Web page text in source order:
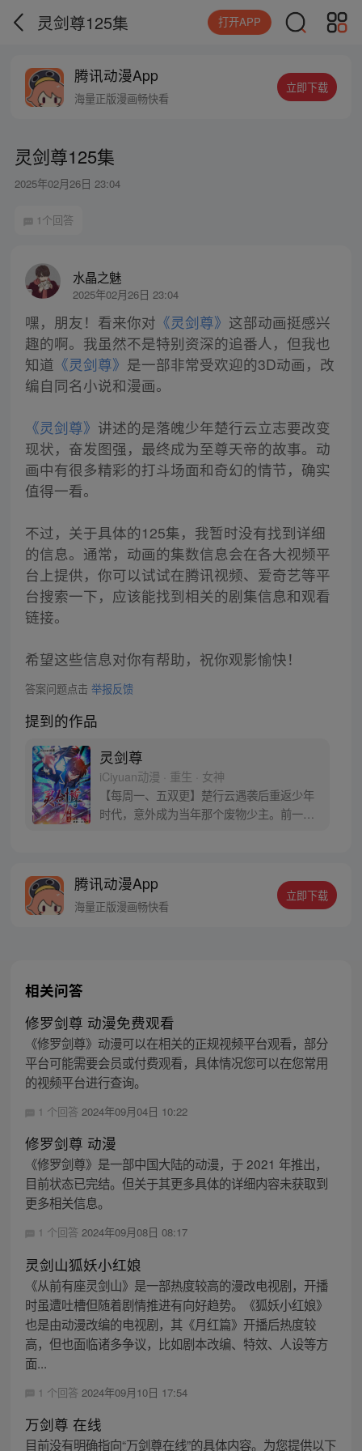
灵剑尊125集 打开APP
腾讯动漫App
海量正版漫画畅快看
立即下载
灵剑尊125集
2025年02月26日 23:04
1个回答
水晶之魅
2025年02月26日 23:04
嘿，朋友！看来你对 《灵剑尊》 这部动画挺感兴
趣的啊。我虽然不是特别资深的追番人，但我也
知道 《灵剑尊》 是一部非常受欢迎的3D动画，改
编自同名小说和漫画。
《灵剑尊》 讲述的是落魄少年楚行云立志要改变
现状，奋发图强，最终成为至尊天帝的故事。动
画中有很多精彩的打斗场面和奇幻的情节，确实
值得一看。
不过，关于具体的125集，我暂时没有找到详细
的信息。通常，动画的集数信息会在各大视频平
台上提供，你可以试试在腾讯视频、爱奇艺等平
台搜索一下，应该能找到相关的剧集信息和观看
链接。
希望这些信息对你有帮助，祝你观影愉快！
答案问题点击 举报反馈
提到的作品
灵剑尊
iCiyuan动漫 · 重生 · 女神
【每周一、五双更】楚行云遇袭后重返少年
时代，意外成为当年那个废物少主。前一
主如何闯荡大陆、遭奇遇，成为叱咤风云的
至尊天帝。（漫画粉丝群：534222491）
腾讯动漫App
海量正版漫画畅快看
立即下载
相关问答
修罗剑尊 动漫免费观看
《修罗剑尊》动漫可以在相关的正规视频平台观看，部分
平台可能需要会员或付费观看，具体情况您可以在您常用
的视频平台进行查询。
1 个回答 2024年09月04日 10:22
修罗剑尊 动漫
《修罗剑尊》是一部中国大陆的动漫，于 2021 年推出，
目前状态已完结。但关于其更多具体的详细内容未获取到
更多相关信息。
1 个回答 2024年09月08日 08:17
灵剑山狐妖小红娘
《从前有座灵剑山》是一部热度较高的漫改电视剧，开播
时虽遭吐槽但随着剧情推进有向好趋势。《狐妖小红娘》
也是由动漫改编的电视剧，其《月红篇》开播后热度较
高，但也面临诸多争议，比如剧本改编、特效、人设等方
面...
1 个回答 2024年09月10日 17:54
万剑尊 在线
目前没有明确指向“万剑尊在线”的具体内容。为您提供以下